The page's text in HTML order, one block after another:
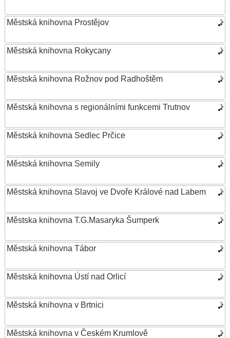
Městská knihovna Prostějov
Městská knihovna Rokycany
Městská knihovna Rožnov pod Radhoštěm
Městská knihovna s regionálními funkcemi Trutnov
Městská knihovna Sedlec Prčice
Městská knihovna Semily
Městská knihovna Slavoj ve Dvoře Králové nad Labem
Městska knihovna T.G.Masaryka Šumperk
Městská knihovna Tábor
Městská knihovna Ústí nad Orlicí
Městská knihovna v Brtnici
Městská knihovna v Českém Krumlově